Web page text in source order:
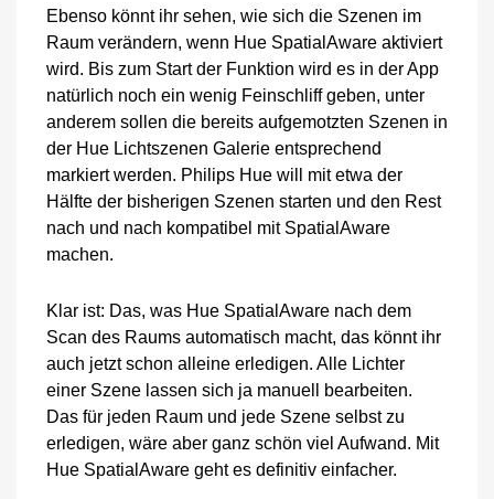
Ebenso könnt ihr sehen, wie sich die Szenen im
Raum verändern, wenn Hue SpatialAware aktiviert
wird. Bis zum Start der Funktion wird es in der App
natürlich noch ein wenig Feinschliff geben, unter
anderem sollen die bereits aufgemotzten Szenen in
der Hue Lichtszenen Galerie entsprechend
markiert werden. Philips Hue will mit etwa der
Hälfte der bisherigen Szenen starten und den Rest
nach und nach kompatibel mit SpatialAware
machen.
Klar ist: Das, was Hue SpatialAware nach dem
Scan des Raums automatisch macht, das könnt ihr
auch jetzt schon alleine erledigen. Alle Lichter
einer Szene lassen sich ja manuell bearbeiten.
Das für jeden Raum und jede Szene selbst zu
erledigen, wäre aber ganz schön viel Aufwand. Mit
Hue SpatialAware geht es definitiv einfacher.